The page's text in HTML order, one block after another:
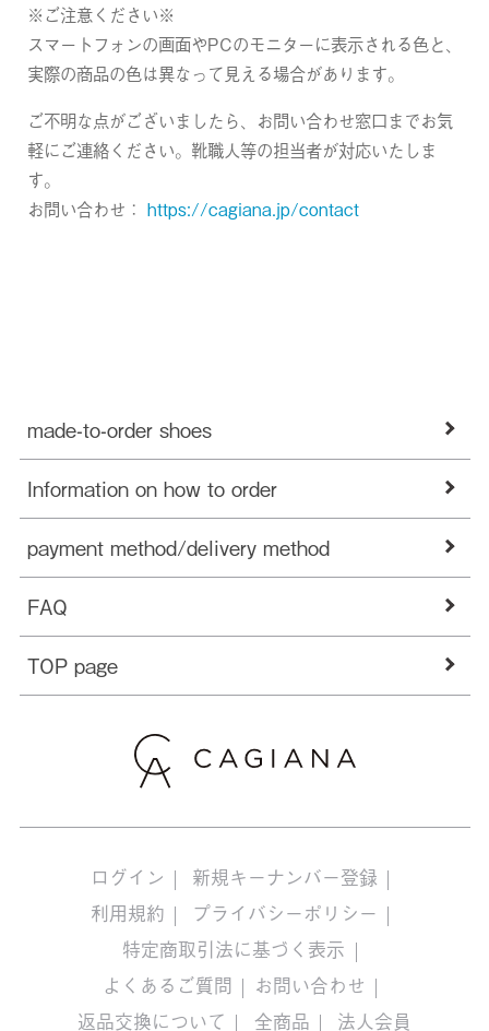
※ご注意ください※
スマートフォンの画面やPCのモニターに表示される色と、
実際の商品の色は異なって見える場合があります。
ご不明な点がございましたら、お問い合わせ窓口までお気
軽にご連絡ください。靴職人等の担当者が対応いたしま
す。
お問い合わせ： https://cagiana.jp/contact
made-to-order shoes
Information on how to order
payment method/delivery method
FAQ
TOP page
ログイン
新規キーナンバー登録
利用規約
プライバシーポリシー
特定商取引法に基づく表示
よくあるご質問
お問い合わせ
返品交換について
全商品 法人会員